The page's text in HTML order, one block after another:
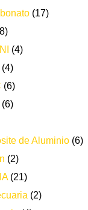
(17)
(4)
(4)
(6)
(6)
de Aluminio (6)
(2)
(21)
(2)